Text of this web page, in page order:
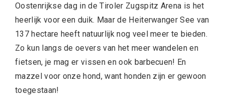
Oostenrijkse dag in de Tiroler Zugspitz Arena is het
heerlijk voor een duik. Maar de Heiterwanger See van
137 hectare heeft natuurlijk nog veel meer te bieden.
Zo kun langs de oevers van het meer wandelen en
fietsen, je mag er vissen en ook barbecuen! En
mazzel voor onze hond, want honden zijn er gewoon
toegestaan!